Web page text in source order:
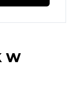
w